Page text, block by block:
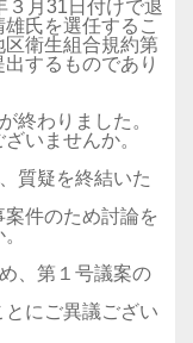
月31日付けで退
氏を選任するこ
衛生組合規約第
するものであり
終わりました。
いませんか。
質疑を終結いた
件のため討論を
、第１号議案の
にご異議ござい